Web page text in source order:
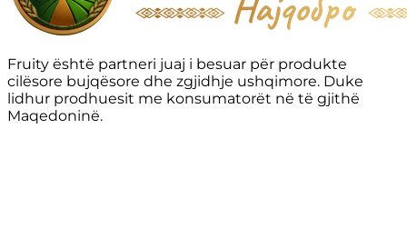
Fruity është partneri juaj i besuar për produkte
cilësore bujqësore dhe zgjidhje ushqimore. Duke
lidhur prodhuesit me konsumatorët në të gjithë
Maqedoninë.